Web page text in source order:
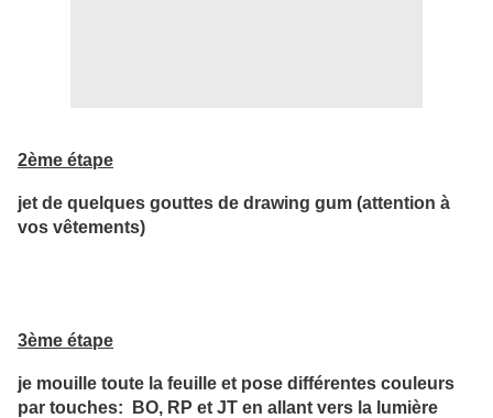
2ème étape
jet de quelques gouttes de drawing gum (attention à
vos vêtements)
3ème étape
je mouille toute la feuille et pose différentes couleurs
par touches: BO, RP et JT en allant vers la lumière